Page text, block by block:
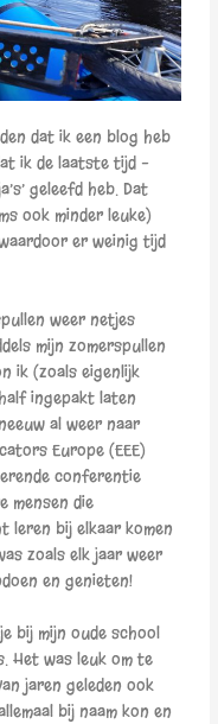
dat ik een blog heb
ik de laatste tijd –
geleefd heb. Dat
ook minder leuke)
er weinig tijd
weer netjes
mijn zomerspullen
ik (zoals eigenlijk
ingepakt laten
al weer naar
Europe (EEE)
conferentie
mensen die
leren bij elkaar komen
zoals elk jaar weer
en genieten!
bij mijn oude school
Het was leuk om te
jaren geleden ook
bij naam kon en